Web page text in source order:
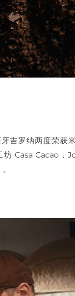
吉罗纳两度荣获
Casa Cacao，